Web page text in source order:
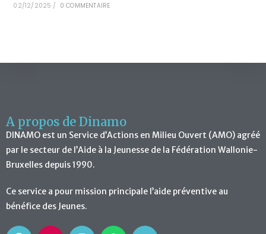
02/12/2025 / 0 COMMENTAIRE
A propos de Dinamo
DINAMO est un Service d’Actions en Milieu Ouvert (AMO) agréé
par le secteur de l’Aide à la Jeunesse de la Fédération Wallonie-
Bruxelles depuis 1990.
Ce service a pour mission principale l’aide préventive au
bénéfice des Jeunes.